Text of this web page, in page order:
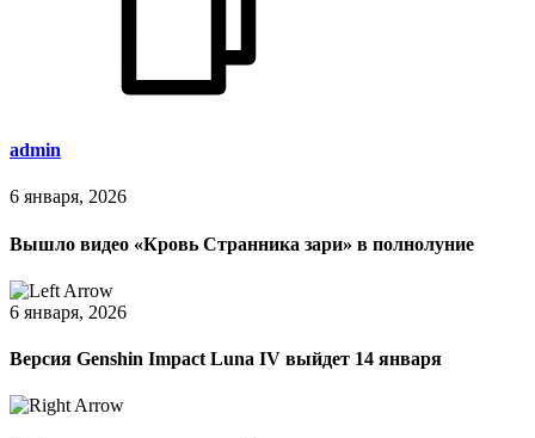
admin
6 января, 2026
Вышло видео «Кровь Странника зари» в полнолуние
6 января, 2026
Версия Genshin Impact Luna IV выйдет 14 января